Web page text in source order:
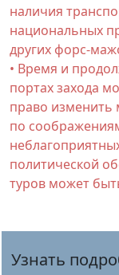
наличия
национальных
других форс-
• Время и
портах захода
право изменить
по
политической
туров может
Узнать